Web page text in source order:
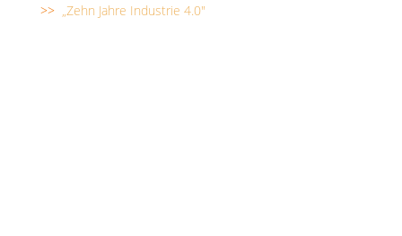
>> „Zehn Jahre Industrie 4.0"